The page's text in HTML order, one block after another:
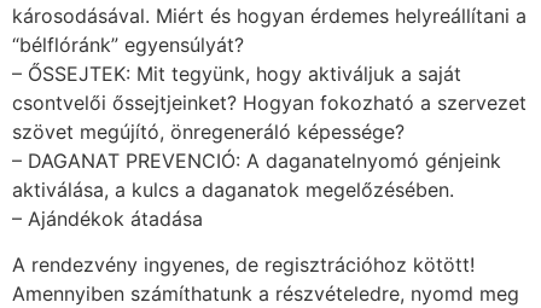
károsodásával. Miért és hogyan érdemes helyreállítani a
“bélflóránk” egyensúlyát?
– ŐSSEJTEK: Mit tegyünk, hogy aktiváljuk a saját
csontvelői őssejtjeinket? Hogyan fokozható a szervezet
szövet megújító, önregeneráló képessége?
– DAGANAT PREVENCIÓ: A daganatelnyomó génjeink
aktiválása, a kulcs a daganatok megelőzésében.
– Ajándékok átadása
A rendezvény ingyenes, de regisztrációhoz kötött!
Amennyiben számíthatunk a részvételedre, nyomd meg